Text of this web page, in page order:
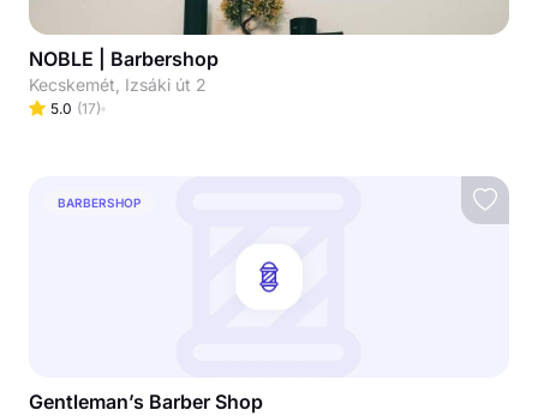
NOBLE | Barbershop
Kecskemét, Izsáki út 2
5.0 (17)
BARBERSHOP
Gentleman’s Barber Shop